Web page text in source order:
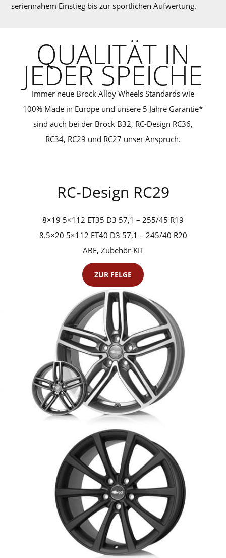
seriennahem Einstieg bis zur sportlichen Aufwertung.
QUALITÄT IN
JEDER SPEICHE
Immer neue Brock Alloy Wheels Standards wie
100% Made in Europe und unsere 5 Jahre Garantie*
sind auch bei der Brock B32, RC-Design RC36,
RC34, RC29 und RC27 unser Anspruch.
RC-Design RC29
8×19 5×112 ET35 D3 57,1 – 255/45 R19
8.5×20 5×112 ET40 D3 57,1 – 245/40 R20
ABE, Zubehör-KIT
ZUR FELGE